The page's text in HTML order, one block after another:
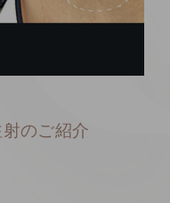
のご紹介